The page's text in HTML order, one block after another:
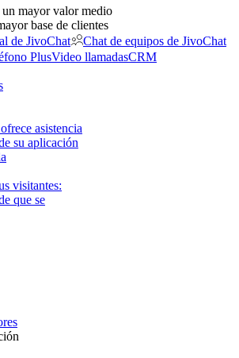
un mayor valor medio
base de clientes
de JivoChat
Chat de equipos de JivoChat
PlusVideo llamadasCRM
asistencia
su aplicación
visitantes:
que se